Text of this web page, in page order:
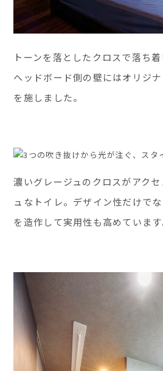
トーンを落としたクロスで落ち
ヘッドボード側の壁にはオリジナ
を施しました。
濃いグレージュのクロスがアク
ュなトイレ。デザイン性だけで
を造作して実用性も高めています